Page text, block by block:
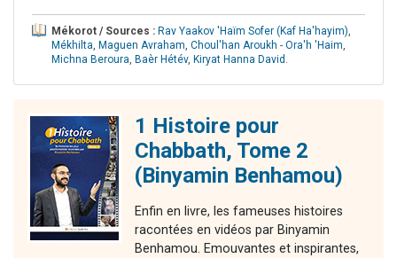
Mékorot / Sources : Rav Yaakov 'Haïm Sofer (Kaf Ha'hayim),
Mékhilta, Maguen Avraham, Choul'han Aroukh - Ora'h 'Haim,
Michna Beroura, Baèr Hétév, Kiryat Hanna David .
1 Histoire pour
Chabbath, Tome 2
(Binyamin Benhamou)
Enfin en livre, les fameuses histoires
racontées en vidéos par Binyamin
Benhamou. Emouvantes et inspirantes,